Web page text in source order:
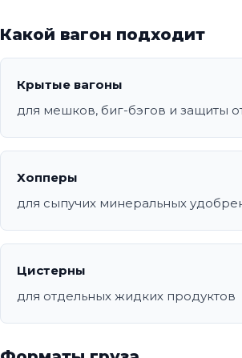
Какой вагон подходит
Крытые вагоны
для мешков, биг-бэгов и защиты
Хопперы
для сыпучих минеральных
Цистерны
для отдельных жидких продуктов